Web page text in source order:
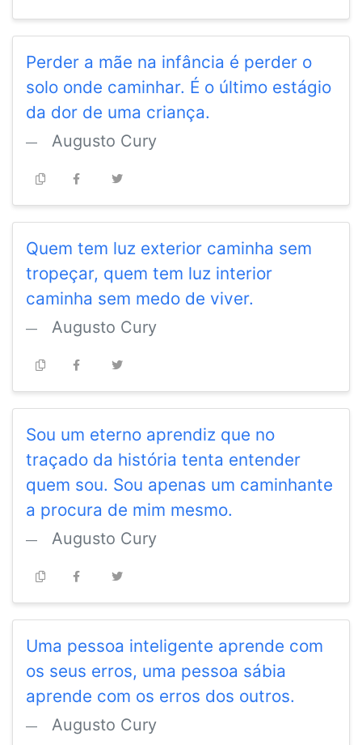
Perder a mãe na infância é perder o
solo onde caminhar. É o último estágio
da dor de uma criança.
Augusto Cury
Quem tem luz exterior caminha sem
tropeçar, quem tem luz interior
caminha sem medo de viver.
Augusto Cury
Sou um eterno aprendiz que no
traçado da história tenta entender
quem sou. Sou apenas um caminhante
a procura de mim mesmo.
Augusto Cury
Uma pessoa inteligente aprende com
os seus erros, uma pessoa sábia
aprende com os erros dos outros.
Augusto Cury